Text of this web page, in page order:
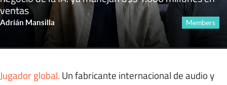
ventas
Adrián Mansilla Members
Jugador global. Un fabricante internacional de audio y